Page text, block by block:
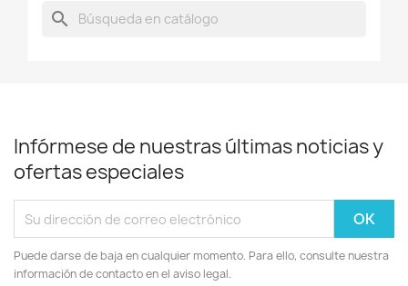
search
Infórmese de nuestras últimas noticias y
ofertas especiales
Puede darse de baja en cualquier momento. Para ello, consulte nuestra
información de contacto en el aviso legal.